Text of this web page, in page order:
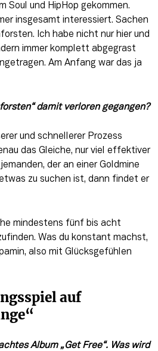
Soul und HipHop gekommen.
insgesamt interessiert. Sachen
Ich habe nicht nur hier und
immer komplett abgegrast
Am Anfang war das ja
damit verloren gegangen?
und schnellerer Prozess
das Gleiche, nur viel effektiver
der an einer Goldmine
zu suchen ist, dann findet er
mindestens fünf bis acht
Was du konstant machst,
also mit Glücksgefühlen
auf
Album „Get Free“. Was wird